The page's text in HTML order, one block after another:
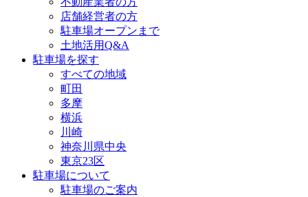
店舗経営者の方
駐車場オープンまで
土地活用Q&A
駐車場を探す
すべての地域
町田
多摩
横浜
川崎
神奈川県中央
東京23区
駐車場について
駐車場のご案内